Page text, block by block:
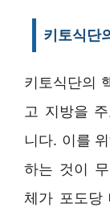
키토식단
키토식단의
고 지방을
니다. 이를
하는 것이
체가 포도당